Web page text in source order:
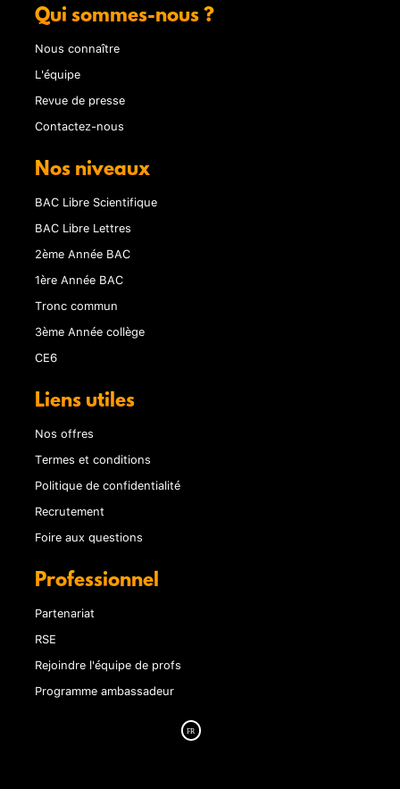
Qui sommes-nous ?
Nous connaître
L'équipe
Revue de presse
Contactez-nous
Nos niveaux
BAC Libre Scientifique
BAC Libre Lettres
2ème Année BAC
1ère Année BAC
Tronc commun
3ème Année collège
CE6
Liens utiles
Nos offres
Termes et conditions
Politique de confidentialité
Recrutement
Foire aux questions
Professionnel
Partenariat
RSE
Rejoindre l'équipe de profs
Programme ambassadeur